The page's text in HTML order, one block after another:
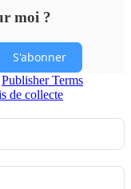
moi ?
S'abonner
Publisher Terms
de collecte